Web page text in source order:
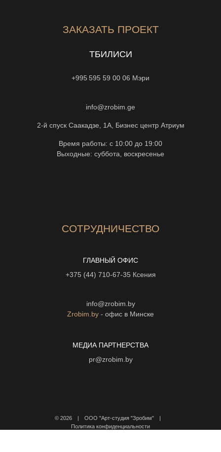
ЗАКАЗАТЬ ПРОЕКТ
ТБИЛИСИ
+995 595 59 00 06 Мэри
info@zrobim.ge
2-й спуск Саакадзе, 1А, Бизнес центр Атриум
Время работы: с 10:00 до 19:00
Выходные: суббота, воскресенье
СОТРУДНИЧЕСТВО
ГЛАВНЫЙ ОФИС
+375 (44) 710-67-35 Ксения
info@zrobim.by
Zrobim.by - офис в Минске
МЕДИА ПАРТНЕРСТВА
pr@zrobim.by
© 2026 | ООО "Арт-студия "Зробим" |
Политика конфиденциальности